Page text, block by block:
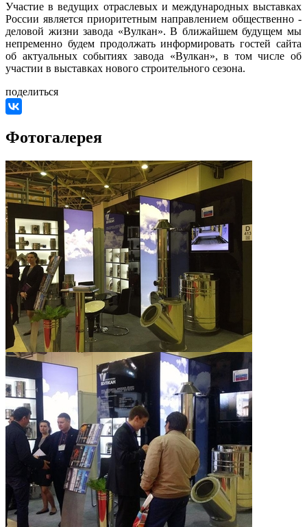
Участие в ведущих отраслевых и международных выставках
России является приоритетным направлением общественно -
деловой жизни завода «Вулкан». В ближайшем будущем мы
непременно будем продолжать информировать гостей сайта
об актуальных событиях завода «Вулкан», в том числе об
участии в выставках нового строительного сезона.
поделиться
Фотогалерея